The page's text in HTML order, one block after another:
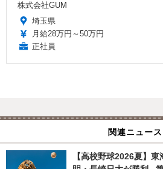
株式会社GUM
埼玉県
月給28万円～50万円
正社員
関連ニュース
【高校野球2026夏】